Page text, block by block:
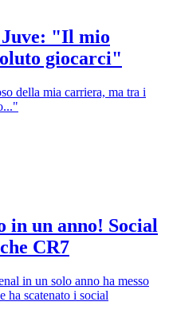
"Il mio
giocarci"
della mia carriera, ma tra i
in un anno! Social
CR7
in un solo anno ha messo
ha scatenato i social